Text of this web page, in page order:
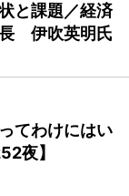
と課題／経済
伊吹英明氏
てわけにはい
夜】